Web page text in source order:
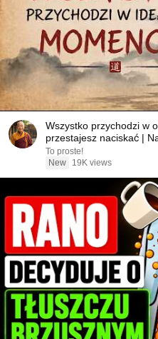
Wszystko przychodzi w
przestajesz naciskać |
To proste!
New
19K views